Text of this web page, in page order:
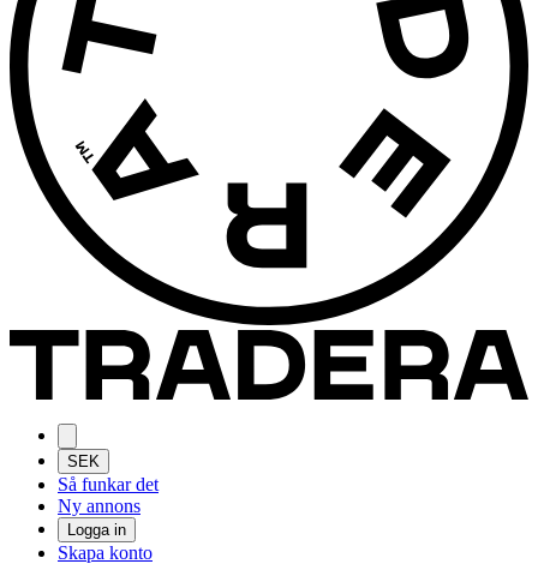
SEK
Så funkar det
Ny annons
Logga in
Skapa konto